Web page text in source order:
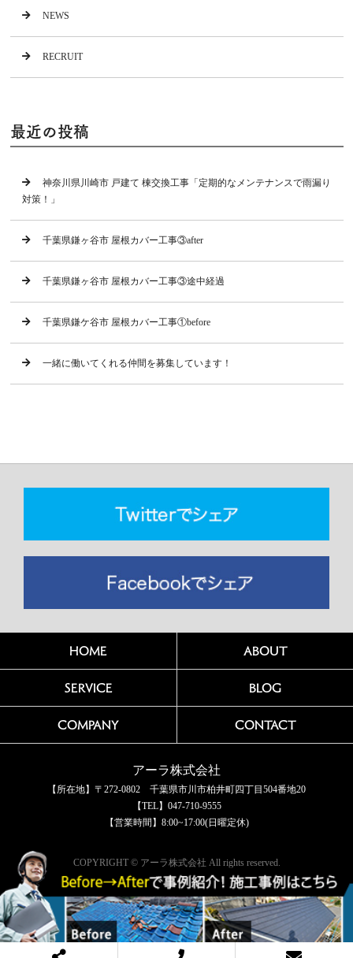
NEWS
RECRUIT
最近の投稿
神奈川県川崎市 戸建て 棟交換工事「定期的なメンテナンスで雨漏り
対策！」
千葉県鎌ヶ谷市 屋根カバー工事③after
千葉県鎌ヶ谷市 屋根カバー工事③途中経過
千葉県鎌ケ谷市 屋根カバー工事①before
一緒に働いてくれる仲間を募集しています！
HOME ABOUT
SERVICE BLOG
COMPANY CONTACT
アーラ株式会社
【所在地】〒272-0802 千葉県市川市柏井町四丁目504番地20
【TEL】047-710-9555
【営業時間】8:00~17:00(日曜定休)
COPYRIGHT © アーラ株式会社 All rights reserved.